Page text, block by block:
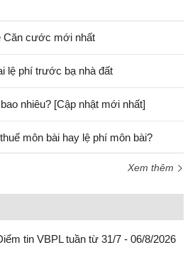
Căn cước mới nhất
lệ phí trước bạ nhà đất
nhiêu? [Cập nhật mới nhất]
môn bài hay lệ phí môn bài?
Xem thêm
tin VBPL tuần từ 31/7 - 06/8/2026